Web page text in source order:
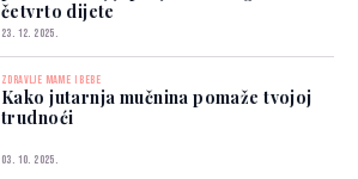
četvrto dijete
23. 12. 2025.
ZDRAVLJE MAME I BEBE
Kako jutarnja mučnina pomaže tvojoj
trudnoći
03. 10. 2025.